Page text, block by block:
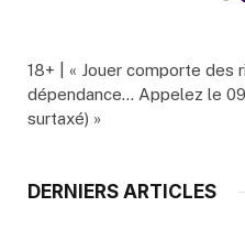
18+ | « Jouer comporte des
dépendance… Appelez le
surtaxé) »
DERNIERS ARTICLES